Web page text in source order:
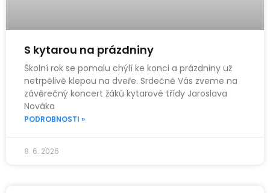
S kytarou na prázdniny
Školní rok se pomalu chýlí ke konci a prázdniny už
netrpělivě klepou na dveře. Srdečně Vás zveme na
závěrečný koncert žáků kytarové třídy Jaroslava
Nováka
PODROBNOSTI »
8. 6. 2026